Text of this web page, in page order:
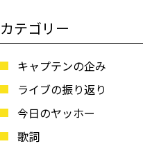
カテゴリー
キャプテンの企み
ライブの振り返り
今日のヤッホー
歌詞